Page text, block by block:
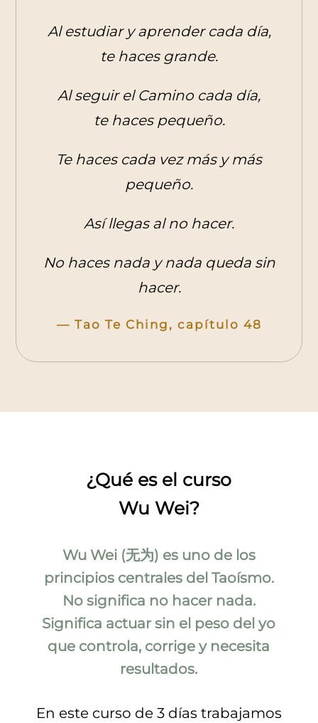
Al estudiar y aprender cada día,
te haces grande.
Al seguir el Camino cada día,
te haces pequeño.
Te haces cada vez más y más
pequeño.
Así llegas al no hacer.
No haces nada y nada queda sin
hacer.
— Tao Te Ching, capítulo 48
¿Qué es el curso
Wu Wei?
Wu Wei (无为) es uno de los
principios centrales del Taoísmo.
No significa no hacer nada.
Significa actuar sin el peso del yo
que controla, corrige y necesita
resultados.
En este curso de 3 días trabajamos